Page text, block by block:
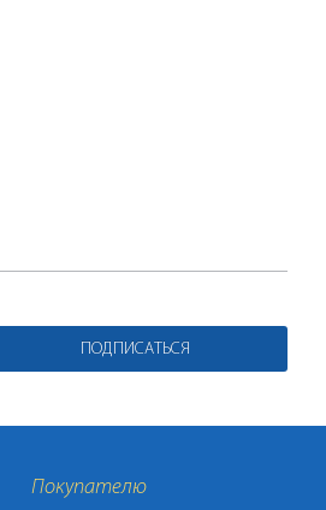
ПОДПИСАТЬСЯ
Покупателю